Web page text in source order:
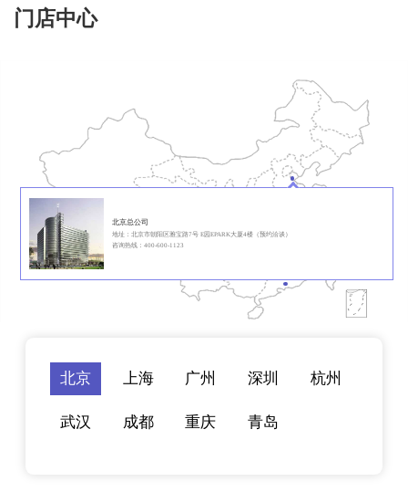
门店中心
北京总公司
地址：北京市朝阳区雅宝路7号 E园EPARK大厦4楼（预约洽谈）
咨询热线：400-600-1123
北京 上海 广州 深圳 杭州
武汉 成都 重庆 青岛